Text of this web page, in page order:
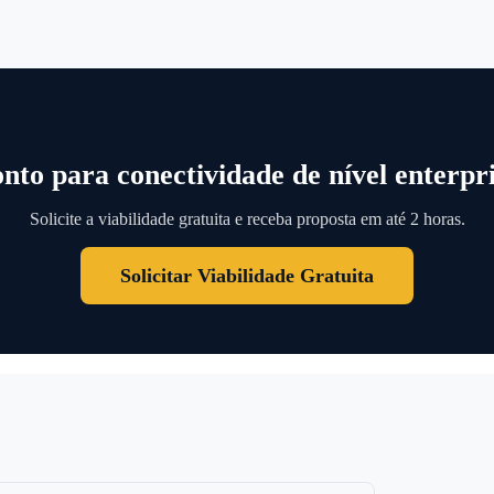
para conectividade de nível
Solicite a viabilidade gratuita e receba proposta em até 2 horas.
Solicitar Viabilidade Gratuita